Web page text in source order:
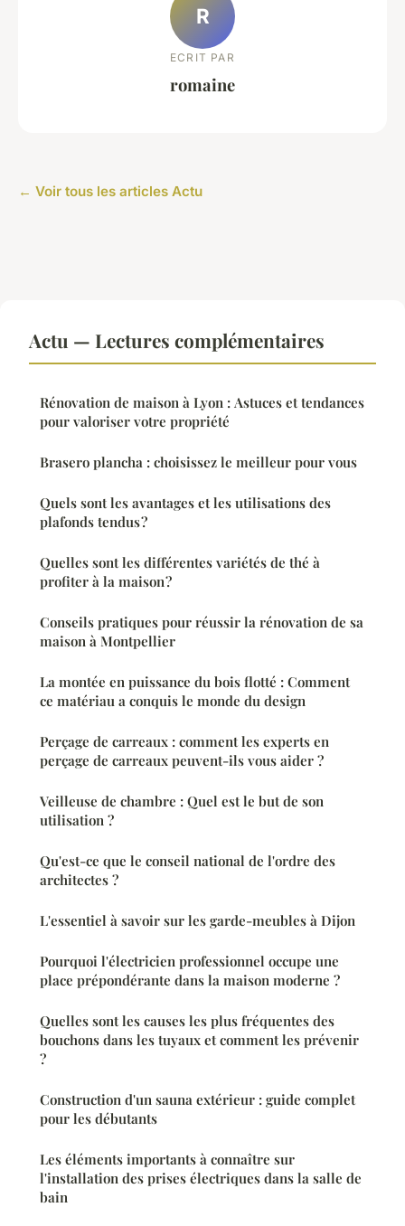
R
ECRIT PAR
romaine
← Voir tous les articles Actu
Actu — Lectures complémentaires
Rénovation de maison à Lyon : Astuces et tendances
pour valoriser votre propriété
Brasero plancha : choisissez le meilleur pour vous
Quels sont les avantages et les utilisations des
plafonds tendus ?
Quelles sont les différentes variétés de thé à
profiter à la maison ?
Conseils pratiques pour réussir la rénovation de sa
maison à Montpellier
La montée en puissance du bois flotté : Comment
ce matériau a conquis le monde du design
Perçage de carreaux : comment les experts en
perçage de carreaux peuvent-ils vous aider ?
Veilleuse de chambre : Quel est le but de son
utilisation ?
Qu'est-ce que le conseil national de l'ordre des
architectes ?
L'essentiel à savoir sur les garde-meubles à Dijon
Pourquoi l'électricien professionnel occupe une
place prépondérante dans la maison moderne ?
Quelles sont les causes les plus fréquentes des
bouchons dans les tuyaux et comment les prévenir
?
Construction d'un sauna extérieur : guide complet
pour les débutants
Les éléments importants à connaître sur
l'installation des prises électriques dans la salle de
bain